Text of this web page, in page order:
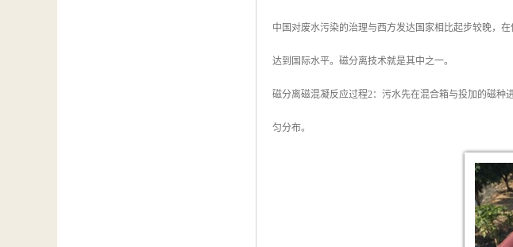
中国对废水污染的治理与西方发达国家相比起步较晚，
达到国际水平。磁分离技术就是其中之一。
磁分离磁混凝反应过程2：污水先在混合箱与投加的磁种
匀分布。